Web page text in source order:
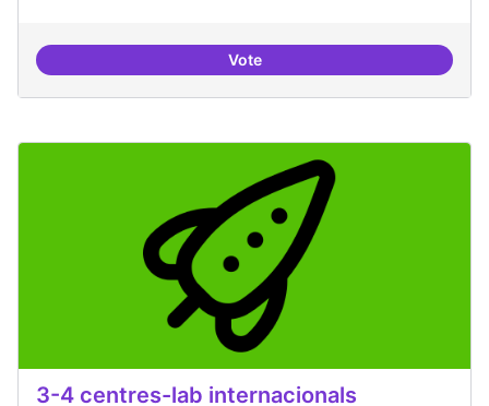
Vote20 projectes residents
3-4 centres-lab internacionals